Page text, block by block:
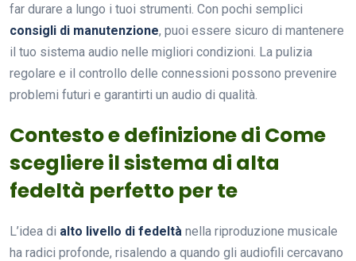
far durare a lungo i tuoi strumenti. Con pochi semplici
consigli di manutenzione, puoi essere sicuro di mantenere
il tuo sistema audio nelle migliori condizioni. La pulizia
regolare e il controllo delle connessioni possono prevenire
problemi futuri e garantirti un audio di qualità.
Contesto e definizione di Come
scegliere il sistema di alta
fedeltà perfetto per te
L’idea di alto livello di fedeltà nella riproduzione musicale
ha radici profonde, risalendo a quando gli audiofili cercavano